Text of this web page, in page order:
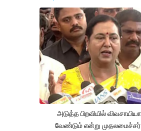
அடுத்த பிறவியில்
வேண்டும் என்று முதலமைச்சர்